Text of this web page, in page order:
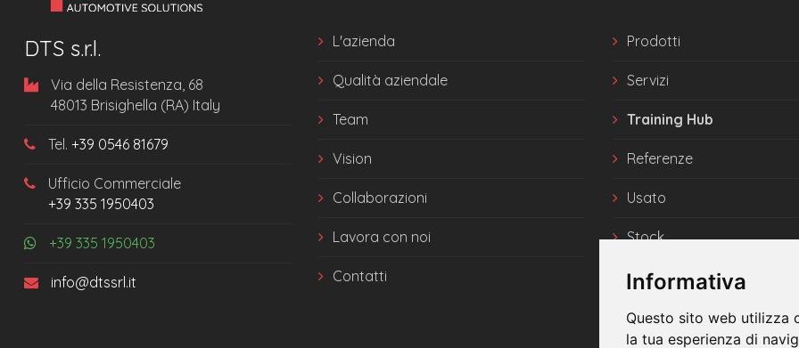
Informativa
Questo sito web utilizza
la tua esperienza di
DTS s.r.l.
Via della Resistenza, 68
48013 Brisighella (RA) Italy
Tel. +39 0546 81679
Ufficio Commerciale
+39 335 1950403
+39 335 1950403
info@dtssrl.it
L'azienda
Qualità aziendale
Team
Vision
Collaborazioni
Lavora con noi
Contatti
Prodotti
Servizi
Training Hub
Referenze
Usato
Stock
News